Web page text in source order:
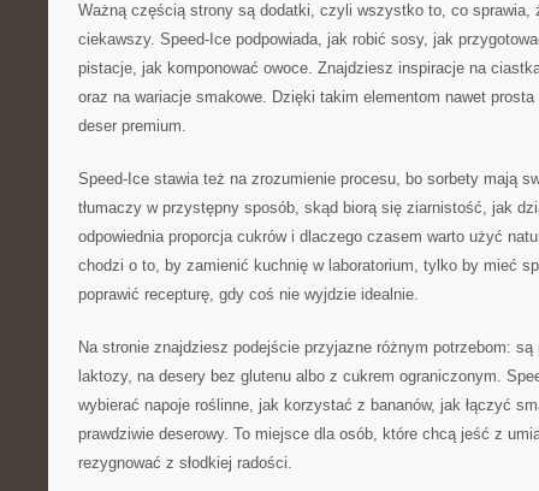
Ważną częścią strony są dodatki, czyli wszystko to, co sprawia,
ciekawszy. Speed-Ice podpowiada, jak robić sosy, jak
pistacje, jak komponować owoce. Znajdziesz inspiracje na
oraz na wariacje smakowe. Dzięki takim elementom nawet
deser premium.
Speed-Ice stawia też na zrozumienie procesu, bo sorbety mają
tłumaczy w przystępny sposób, skąd biorą się ziarnistość, jak
odpowiednia proporcja cukrów i dlaczego czasem warto użyć
chodzi o to, by zamienić kuchnię w laboratorium, tylko by mieć
poprawić recepturę, gdy coś nie wyjdzie idealnie.
Na stronie znajdziesz podejście przyjazne różnym potrzebom: są
laktozy, na desery bez glutenu albo z cukrem ograniczonym.
wybierać napoje roślinne, jak korzystać z bananów, jak łączyć
prawdziwie deserowy. To miejsce dla osób, które chcą jeść z
rezygnować z słodkiej radości.